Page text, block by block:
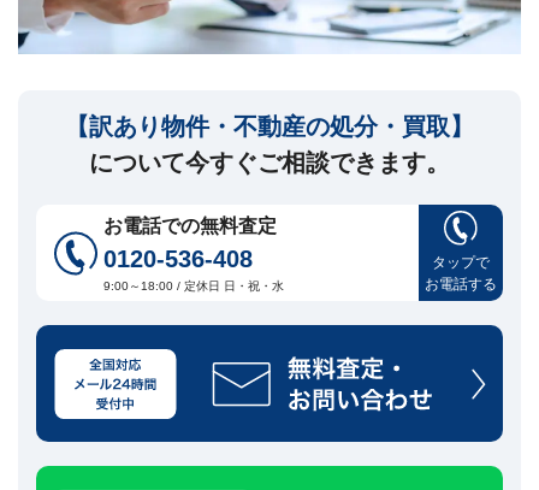
訳
り
買
売
に
つ
い
て
有
分・
空
き
家・
築
▾
【訳あり物件・不動産の処分・買取】
について今すぐご相談できます。
お電話での無料査定
0120-536-408
9:00～18:00 / 定休日 日・祝・水
タップで
お電話する